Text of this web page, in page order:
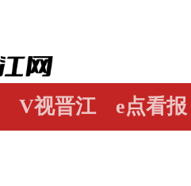
V视晋江 e点看报